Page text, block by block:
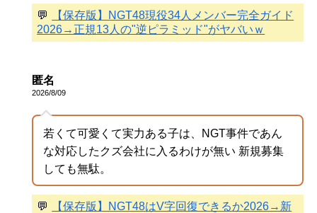
💬
【保存版】NGT48現役34人メンバー完全ガイド
2026→正規13人の"逆ピラミッド"がヤバいｗ
匿名
2026/8/09
若くて可愛くて実力ある子は、NGT事件であん
な対応したクズ会社に入るわけが無い 新規募集
しても無駄。
💬
【保存版】NGT48はV字回復できるか2026→新